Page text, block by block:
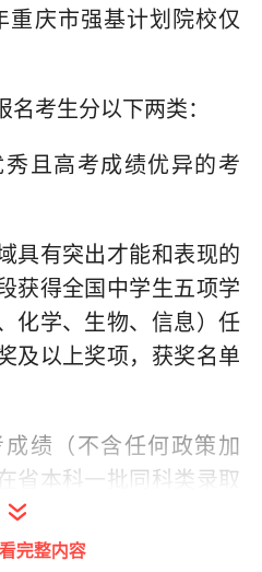
庆市强基计划院校仅
考生分以下两类：
且高考成绩优异的考
具有突出才能和表现的
获得全国中学生五项学
化学、生物、信息）任
及以上奖项，获奖名单
绩（不含任何政策加
省本科一批同科类录取
前，重大将确定入围考
学科能力面试和体育科
完整内容